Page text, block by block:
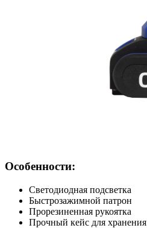
Особенности:
Светодиодная подсветка
Быстрозажимной патрон
Прорезиненная рукоятка
Прочный кейс для хранения